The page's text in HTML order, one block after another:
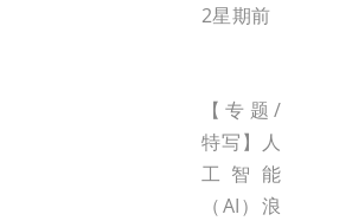
2星期前
【专题/
特写】人
工智能
（AI）浪